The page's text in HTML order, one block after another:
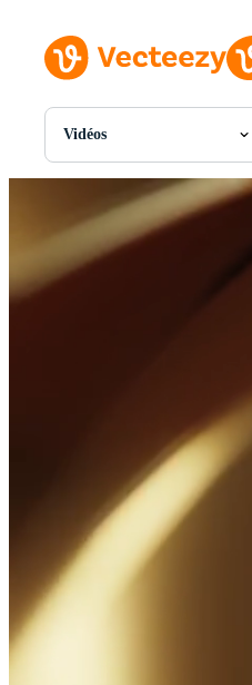
Vidéos
Toutes Images
PNGs
PSDs
SVGs